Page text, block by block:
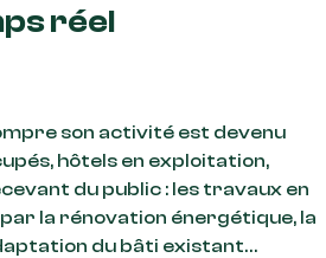
réel
son activité est devenu
hôtels en exploitation,
du public : les travaux en
la rénovation énergétique, la
du bâti existant…